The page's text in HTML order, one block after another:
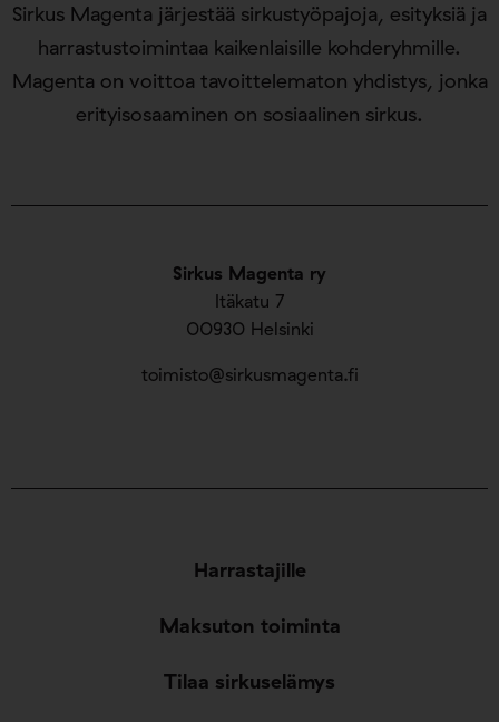
Sirkus Magenta ry
Itäkatu 7
00930 Helsinki
toimisto@sirkusmagenta.fi
Sirkus Magenta järjestää sirkustyöpajoja, esityksiä ja
harrastustoimintaa kaikenlaisille kohderyhmille.
Magenta on voittoa tavoittelematon yhdistys, jonka
erityisosaaminen on sosiaalinen sirkus.
Harrastajille
Maksuton toiminta
Tilaa sirkuselämys